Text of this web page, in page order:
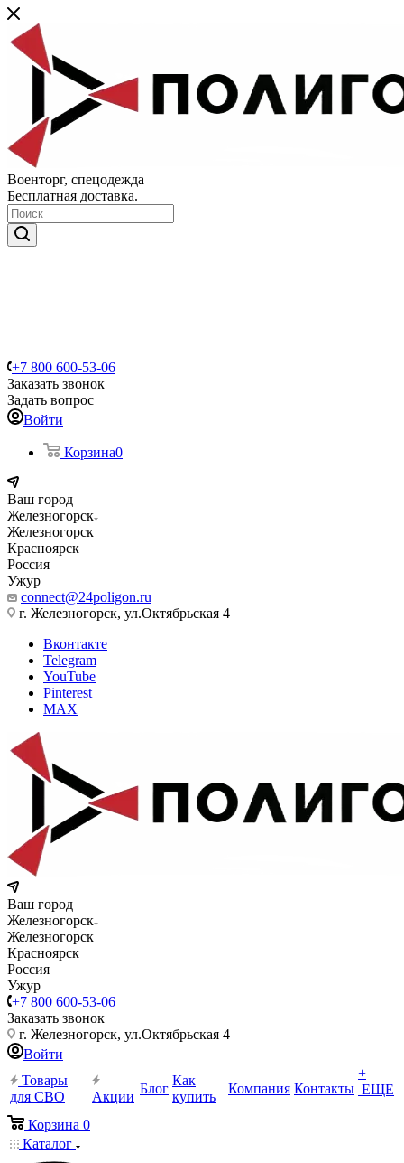
Военторг, спецодежда
Бесплатная доставка.
+7 800 600-53-06
Заказать звонок
Задать вопрос
Войти
Корзина0
Ваш город
Железногорск
Железногорск
Красноярск
Россия
Ужур
connect@24poligon.ru
г. Железногорск, ул.Октябрьская 4
Вконтакте
Telegram
YouTube
Pinterest
MAX
Ваш город
Железногорск
Железногорск
Красноярск
Россия
Ужур
+7 800 600-53-06
Заказать звонок
г. Железногорск, ул.Октябрьская 4
Войти
Товары
для СВО
Акции
Блог
Как
купить
Компания Контакты
+
ЕЩЕ
Корзина 0
Каталог